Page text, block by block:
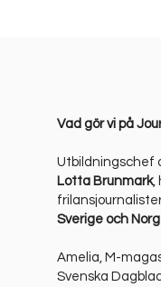
Vad gör vi på
Utbildningschef
Lotta Brunmark,
Sverige och
Amelia, M-
Svenska